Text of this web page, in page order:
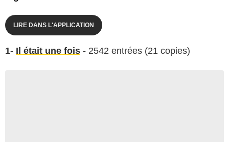
LIRE DANS L'APPLICATION
1- Il était une fois - 2542 entrées (21 copies)